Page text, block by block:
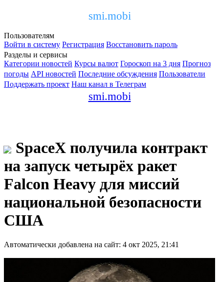
smi.mobi
Пользователям
Войти в систему Регистрация Восстановить пароль
Разделы и сервисы
Категории новостей Курсы валют Гороскоп на 3 дня Прогноз
погоды API новостей Последние обсуждения Пользователи
Поддержать проект Наш канал в Телеграм
smi.mobi
SpaceX получила контракт
на запуск четырёх ракет
Falcon Heavy для миссий
национальной безопасности
США
Автоматически добавлена на сайт: 4 окт 2025, 21:41